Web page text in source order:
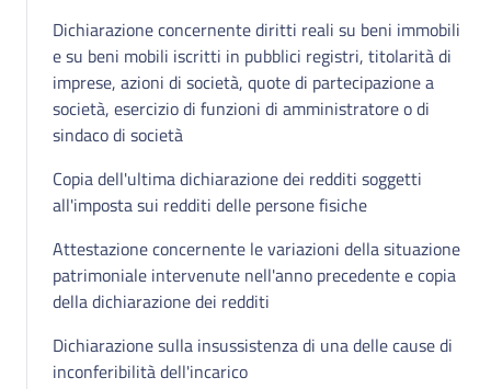
Dichiarazione concernente diritti reali su beni immobili
e su beni mobili iscritti in pubblici registri, titolarità di
imprese, azioni di società, quote di partecipazione a
società, esercizio di funzioni di amministratore o di
sindaco di società
Copia dell'ultima dichiarazione dei redditi soggetti
all'imposta sui redditi delle persone fisiche
Attestazione concernente le variazioni della situazione
patrimoniale intervenute nell'anno precedente e copia
della dichiarazione dei redditi
Dichiarazione sulla insussistenza di una delle cause di
inconferibilità dell'incarico